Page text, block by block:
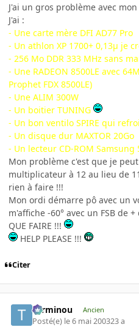
J'ai un gros problème avec mon
J'ai :
- Une carte mère DFI AD77 Pro
- Un athlon XP 1700+ 0,13µ je
- 256 Mo DDR 333 MHz sans
- Une RADEON 8500LE avec
Prophet FDX 8500LE)
- Une ALIM 300W
- Un boitier TUNING
- Un bon ventilo SPIRE qui
- Un disque dur MAXTOR 20Go
- Un lecteur CD-ROM Samsung
Mon problème c'est que je
multiplicateur à 12 au lieu de
rien à faire !!!
Mon ordi démarre pô avec un
m'affiche -60° avec un FSB de
QUE FAIRE !!!
HELP PLEASE !!!
Citer
Terminou Ancien
Posté(e) le 6 mai 200323 a